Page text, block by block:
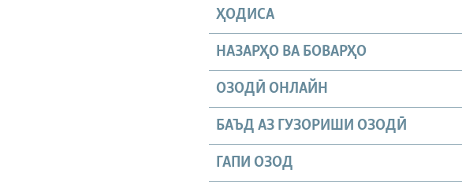
ҲОДИСА
НАЗАРҲО ВА БОВАРҲО
ОЗОДӢ ОНЛАЙН
БАЪД АЗ ГУЗОРИШИ ОЗОДӢ
ГАПИ ОЗОД